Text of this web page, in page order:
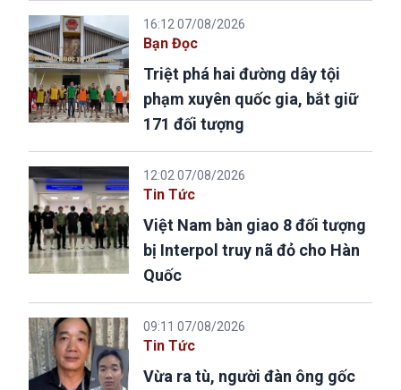
16:12 07/08/2026
Bạn Đọc
Triệt phá hai đường dây tội
phạm xuyên quốc gia, bắt giữ
171 đối tượng
12:02 07/08/2026
Tin Tức
Việt Nam bàn giao 8 đối tượng
bị Interpol truy nã đỏ cho Hàn
Quốc
09:11 07/08/2026
Tin Tức
Vừa ra tù, người đàn ông gốc